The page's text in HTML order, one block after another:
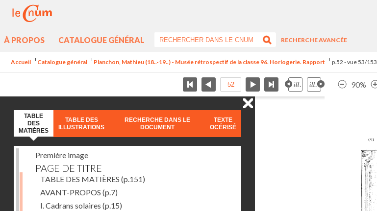
À PROPOS CATALOGUE GÉNÉRAL
RECHERCHE AVANCÉE
Accueil Catalogue général Planchon, Mathieu (18..-19..) - Musée rétrospectif de la classe 96. Horlogerie. Rapport p.52 - vue 53/153
90%
TABLE
DES
MATIÈRES
TABLE DES
ILLUSTRATIONS
RECHERCHE DANS LE
DOCUMENT
TEXTE
OCÉRISÉ
Première image
PAGE DE TITRE
TABLE DES MATIÈRES (p.151)
AVANT-PROPOS (p.7)
I. Cadrans solaires (p.15)